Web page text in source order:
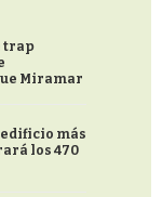
trap
Miramar
más
los 470